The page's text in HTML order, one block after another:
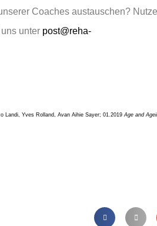
Coaches austauschen? Nutze
unter post@reha-
Landi, Yves Rolland, Avan Aihie Sayer; 01.2019Age and